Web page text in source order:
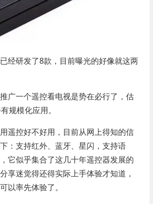
经研发了8款，目前曝光的好像就这两
广一个遥控看电视是势在必行了，估
规模化应用。
遥控好不好用，目前从网上得知的信
：支持红外、蓝牙、星闪，支持语
它似乎集合了这几十年遥控器发展的
享迷觉得还得实际上手体验才知道，
以率先体验了。